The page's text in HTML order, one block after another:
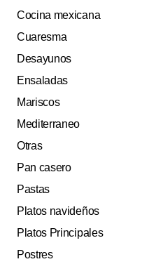
Cocina mexicana
Cuaresma
Desayunos
Ensaladas
Mariscos
Mediterraneo
Otras
Pan casero
Pastas
Platos navideños
Platos Principales
Postres